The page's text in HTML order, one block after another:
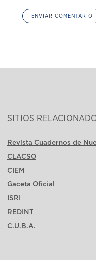
SITIOS
Revista Cuadernos de
CLACSO
CIEM
Gaceta Oficial
ISRI
REDINT
C.U.B.A.